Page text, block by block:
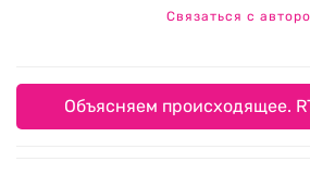
Связаться с
Объясняем происходящее.